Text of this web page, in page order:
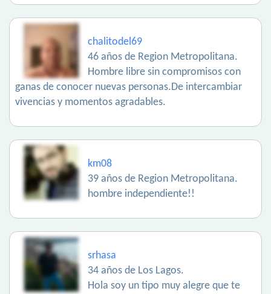
chalitodel69
46 años de Region Metropolitana.
Hombre libre sin compromisos con
ganas de conocer nuevas personas.De intercambiar
vivencias y momentos agradables.
km08
39 años de Region Metropolitana.
hombre independiente!!
srhasa
34 años de Los Lagos.
Hola soy un tipo muy alegre que te